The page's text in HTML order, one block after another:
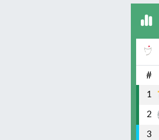
#
1
2
3